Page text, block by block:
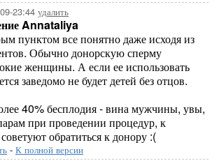
23:44 удалить
Annataliya
пунктом все понятно даже исходя из
Обычно донорскую сперму
женщины. А если ее использовать
заведомо не будет детей без отцов.
40% бесплодия - вина мужчины, увы,
при проведении процедур, к
обратиться к донору :(
- К полной версии